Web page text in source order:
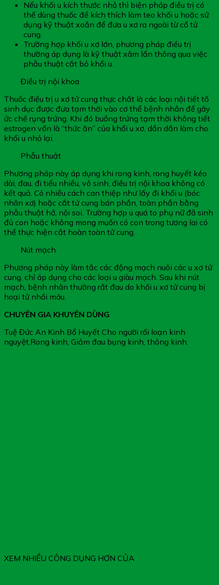
Nếu khối u kích thước nhỏ thì biện pháp điều trị có
thể dùng thuốc để kích thích làm teo khối u hoặc sử
dụng kỹ thuật xoắn để đưa u xơ ra ngoài từ cổ tử
cung.
Trường hợp khối u xơ lớn, phương pháp điều trị
thường áp dụng là kỹ thuật xâm lấn thông qua việc
phẫu thuật cắt bỏ khối u.
Điều trị nội khoa
Thuốc điều trị u xơ tử cung thực chất là các loại nội tiết tố
sinh dục được đưa tạm thời vào cơ thể bệnh nhân để gây
ức chế rụng trứng. Khi đó buồng trứng tạm thời không tiết
estrogen vốn là “thức ăn” của khối u xơ, dần dần làm cho
khối u nhỏ lại.
Phẫu thuật
Phương pháp này áp dụng khi rong kinh, rong huyết kéo
dài, đau, đi tiểu nhiều, vô sinh, điều trị nội khoa không có
kết quả. Có nhiều cách can thiệp như lấy đi khối u (bóc
nhân xơ) hoặc cắt tử cung bán phần, toàn phần bằng
phẫu thuật hở, nội soi. Trường hợp u quá to phụ nữ đã sinh
đủ con hoặc không mong muốn có con trong tương lai có
thể thực hiện cắt hoàn toàn tử cung.
Nút mạch
Phương pháp này làm tắc các động mạch nuôi các u xơ tử
cung, chỉ áp dụng cho các loại u giàu mạch. Sau khi nút
mạch, bệnh nhân thường rất đau do khối u xơ tử cung bị
hoại tử nhồi máu.
CHUYÊN GIA KHUYÊN DÙNG
Tuệ Đức An Kinh Bổ Huyết Cho người rối loạn kinh
nguyệt,Rong kinh, Giảm đau bụng kinh, thông kinh.
XEM NHIỀU CÔNG DỤNG HƠN CỦA